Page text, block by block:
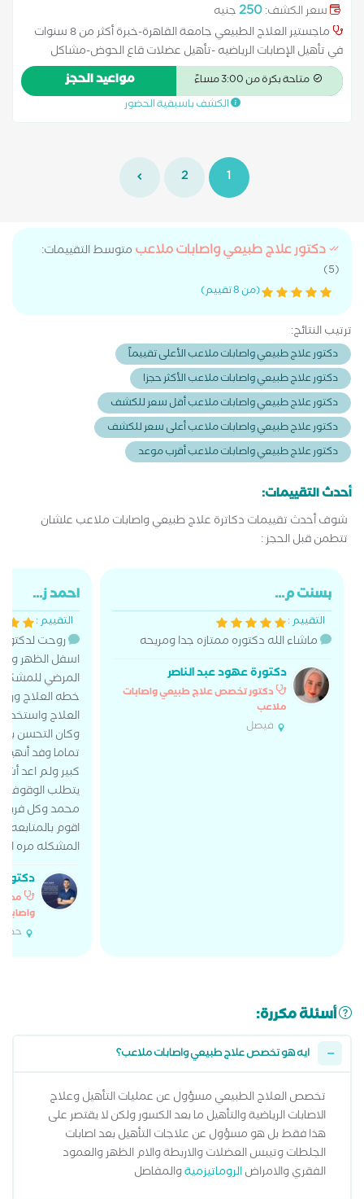
سعر الكشف:250جنيه
ماجستير العلاج الطبيعي جامعة القاهرة-خبرة أكثر من 8 سنوات
في تأهيل الإصابات الرياضيه -تأهيل عضلات قاع الحوض-مشاكل
العمود الفقري- التأهيل ما بعد العمليات الجراحية عملت في عدة
مستشفيات : كليوباترا والمقاولون العرب ومستشفى السكة الحديد.
متاحة بكرة من 3:00 مساءً مواعيد الحجز
الكشف باسبقية الحضور
1
2
دكتور علاج طبيعي واصابات ملاعب متوسط التقييمات:
(5)
(من 8 تقييم)
ترتيب النتائج:
دكتور علاج طبيعي واصابات ملاعب الأعلى تقييماً
دكتور علاج طبيعي واصابات ملاعب الأكثر حجزا
دكتور علاج طبيعي واصابات ملاعب أقل سعر للكشف
دكتور علاج طبيعي واصابات ملاعب أعلى سعر للكشف
دكتور علاج طبيعي واصابات ملاعب أقرب موعد
أحدث التقييمات:
شوف أحدث تقييمات دكاترة علاج طبيعي واصابات ملاعب علشان
تتطمن قبل الحجز :
بسنت م...
التقييم :
ماشاء الله دكتوره ممتازه جدا ومريحه
دكتورة عهود عبد الناصر
دكتور تخصص علاج طبيعي واصابات
ملاعب
فيصل
احمد ز...
التقييم :
روحت
اسفل الظهر
العلاج
وكان التحسن
تماما وفد
كبير ولم اعد
يتطلب الوقوف
محمد وكل
اقوم بالمتابعه
المشكله مره
أسئلة مكررة:
ايه هو تخصص علاج طبيعي واصابات ملاعب؟
تخصص العلاج الطبيعي مسؤول عن عمليات التأهيل وعلاج
الاصابات الرياضية والتأهيل ما بعد الكسور ولكن لا يقتصر على
هذا فقط بل هو مسؤول عن علاجات التأهيل بعد اصابات
الجلطات وتيبس العضلات والاربطة والام الظهر والعمود
الفقري والامراضالروماتيزميةوالمفاصل